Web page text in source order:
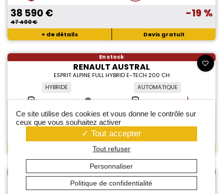
38 590 €
47 400 €
-19 %
+ de détails Devis gratuit
En stock
RENAULT AUSTRAL
ESPRIT ALPINE FULL HYBRID E-TECH 200 CH
HYBRIDE
AUTOMATIQUE
37 890 € -19 %
En stock
RENAULT CLIO
1.2 TCE 115CH TECHNO
Ce site utilise des cookies et vous donne le contrôle sur
ceux que vous souhaitez activer
Tout accepter
Tout refuser
Personnaliser
Politique de confidentialité